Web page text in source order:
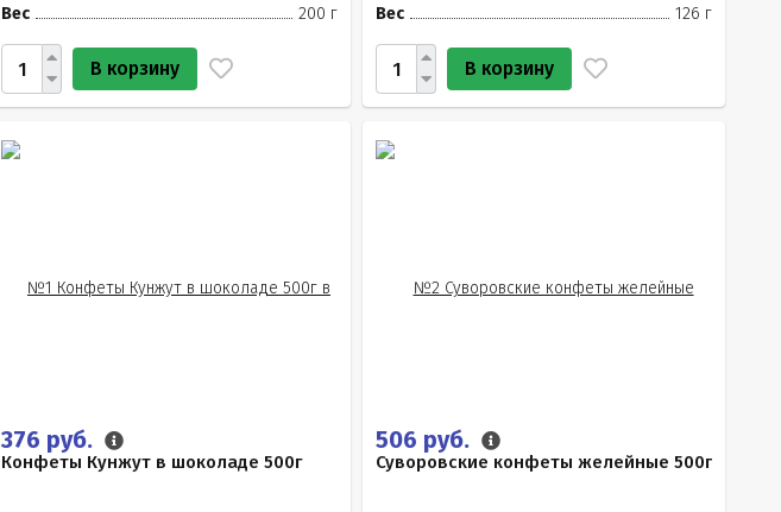
Вес
200 г
В корзину
Вес
126 г
В корзину
376 руб.
Конфеты Кунжут в шоколаде 500г
506 руб.
Суворовские конфеты желейные 500г